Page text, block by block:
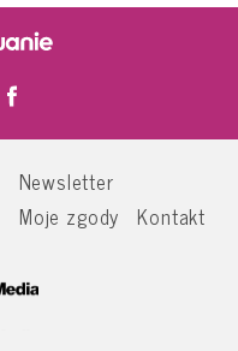
Newsletter
Moje zgody Kontakt